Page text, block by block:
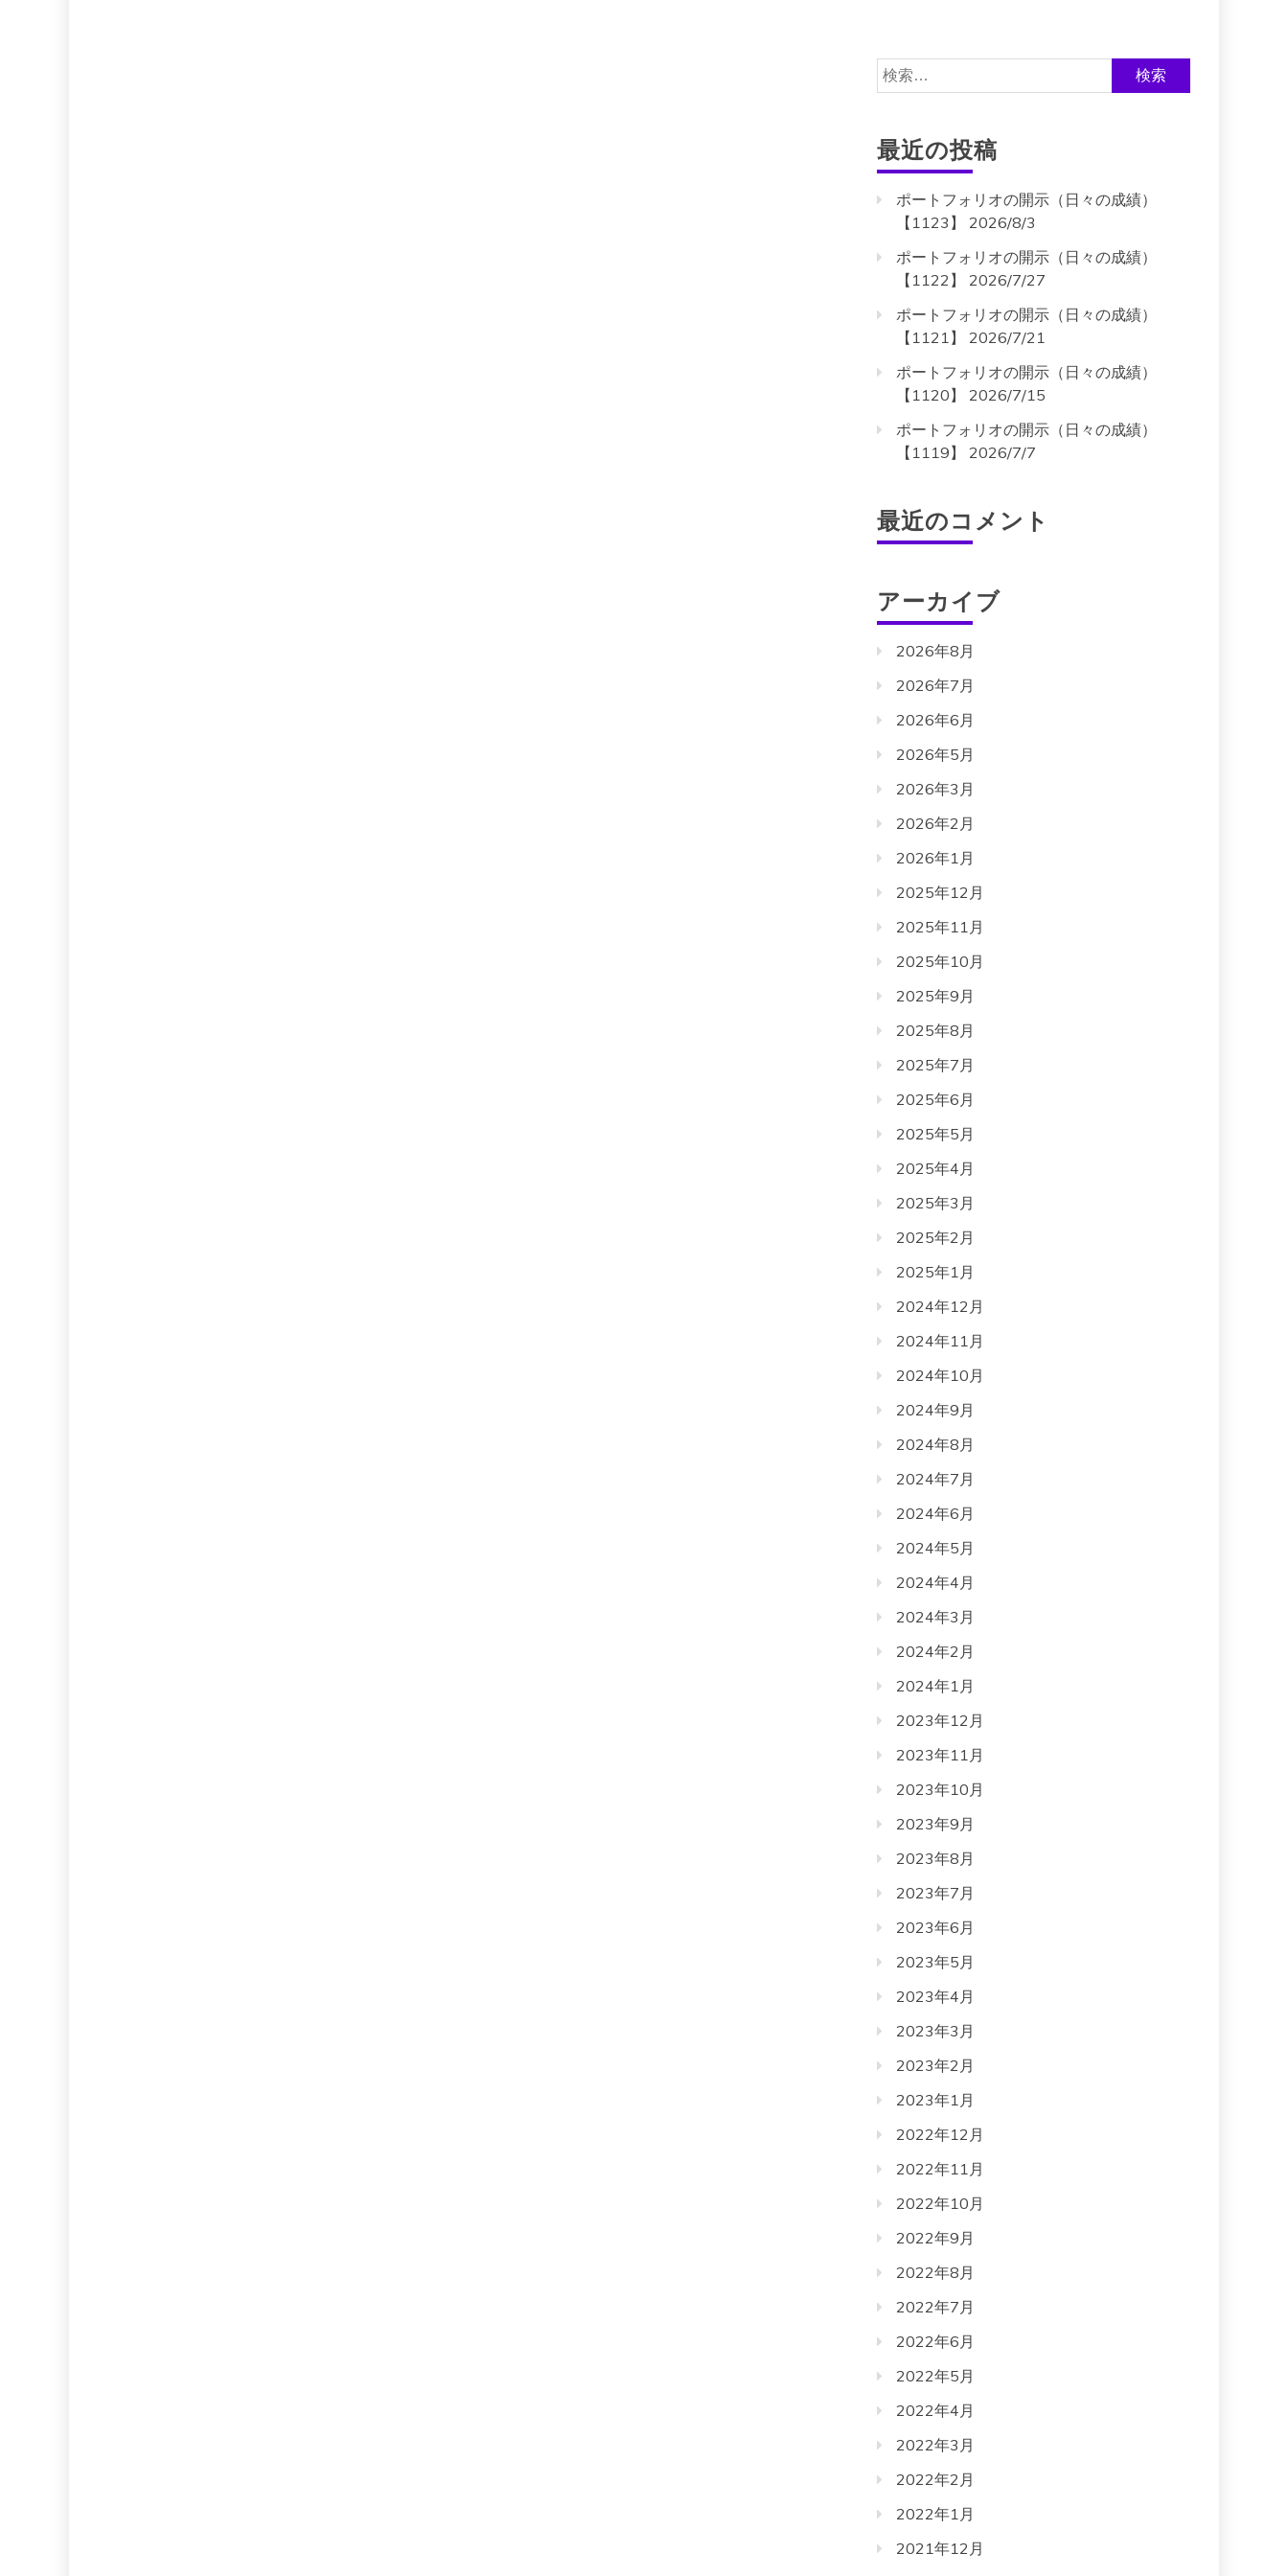
検
索:
最近の投稿
ポートフォリオの開示（日々の成績）
【1123】 2026/8/3
ポートフォリオの開示（日々の成績）
【1122】 2026/7/27
ポートフォリオの開示（日々の成績）
【1121】 2026/7/21
ポートフォリオの開示（日々の成績）
【1120】 2026/7/15
ポートフォリオの開示（日々の成績）
【1119】 2026/7/7
最近のコメント
アーカイブ
2026年8月
2026年7月
2026年6月
2026年5月
2026年3月
2026年2月
2026年1月
2025年12月
2025年11月
2025年10月
2025年9月
2025年8月
2025年7月
2025年6月
2025年5月
2025年4月
2025年3月
2025年2月
2025年1月
2024年12月
2024年11月
2024年10月
2024年9月
2024年8月
2024年7月
2024年6月
2024年5月
2024年4月
2024年3月
2024年2月
2024年1月
2023年12月
2023年11月
2023年10月
2023年9月
2023年8月
2023年7月
2023年6月
2023年5月
2023年4月
2023年3月
2023年2月
2023年1月
2022年12月
2022年11月
2022年10月
2022年9月
2022年8月
2022年7月
2022年6月
2022年5月
2022年4月
2022年3月
2022年2月
2022年1月
2021年12月